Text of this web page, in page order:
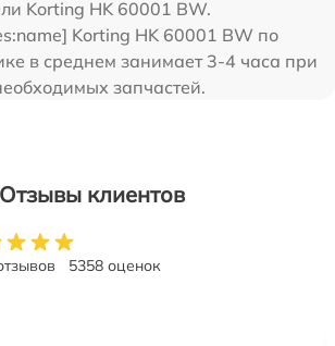
Korting HK 60001 BW.
Korting HK 60001 BW по
в среднем занимает 3-4 часа при
запчастей.
Отзывы клиентов
5358 оценок